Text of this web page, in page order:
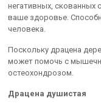
негативных, скованных
ваше здоровье.
человека.
Поскольку драцена
может помочь с
остеохондрозом.
Драцена душистая